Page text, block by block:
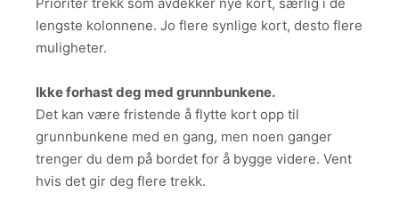
lengste kolonnene. Jo flere synlige kort, desto flere
muligheter.
Ikke forhast deg med grunnbunkene.
Det kan være fristende å flytte kort opp til
grunnbunkene med en gang, men noen ganger
trenger du dem på bordet for å bygge videre. Vent
hvis det gir deg flere trekk.